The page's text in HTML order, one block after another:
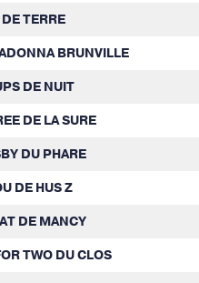
TERRE
BRUNVILLE
DE NUIT
DE LA SURE
DU PHARE
DE HUS Z
DE MANCY
TWO DU CLOS